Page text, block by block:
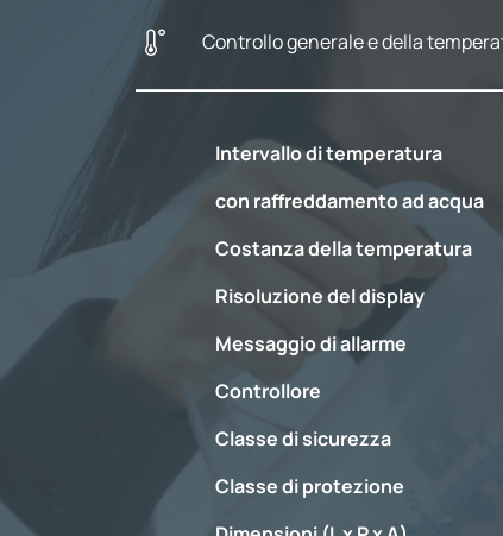
Controllo generale e della
Intervallo di temperatura
con raffreddamento ad acqua
Costanza della temperatura
Risoluzione del display
Messaggio di allarme
Controllore
Classe di sicurezza
Classe di protezione